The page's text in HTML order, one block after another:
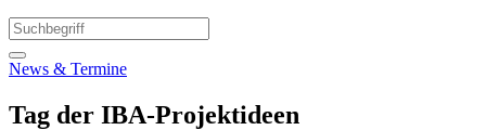
News & Termine
Tag der IBA-Projektideen